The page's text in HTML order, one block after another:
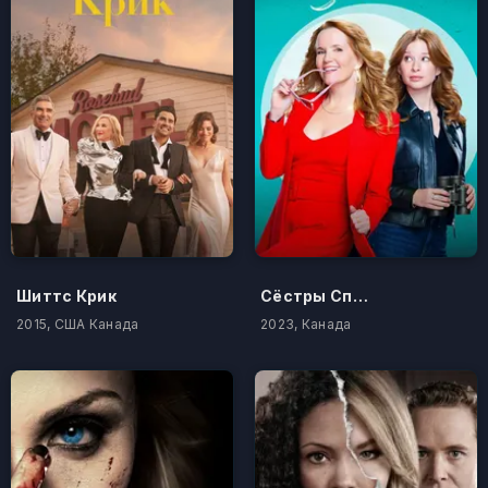
Шиттс Крик
2015, США Канада
Сёстры Спенсер
2023, Канада